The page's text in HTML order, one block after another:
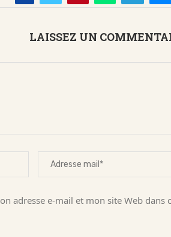
LAISSEZ UN
adresse e-mail et mon site Web